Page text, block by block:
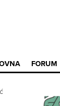
FORUM